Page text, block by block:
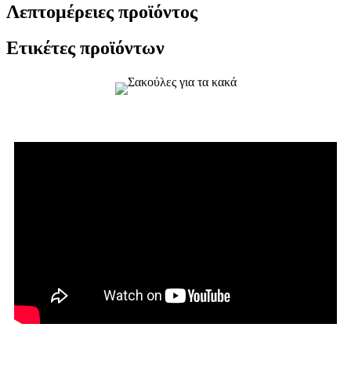
Λεπτομέρειες προϊόντος
Ετικέτες προϊόντων